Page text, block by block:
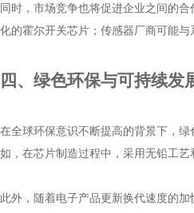
同时，市场竞争也将促进企业之间的
化的霍尔开关芯片；传感器厂商可能
四、绿色环保与可持续发
在全球环保意识不断提高的背景下，
如，在芯片制造过程中，采用无铅工
此外，随着电子产品更新换代速度的